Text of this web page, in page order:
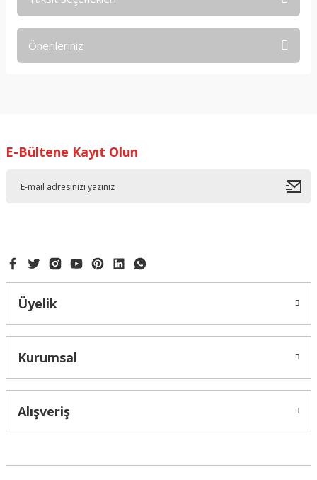
Önerileriniz
Ürün resmi kalitesiz, bozuk veya görüntülenemiyor.
E-Bültene Kayıt Olun
Üyelik
Kurumsal
Alışveriş